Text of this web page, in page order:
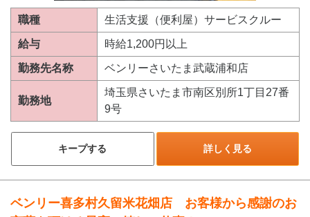
職種 生活支援（便利屋）サービスクルー
給与 時給1,200円以上
勤務先名称 ベンリーさいたま武蔵浦和店
勤務地
埼玉県さいたま市南区別所1丁目27番
9号
キープする 詳しく見る
ベンリー喜多村久留米花畑店 お客様から感謝のお